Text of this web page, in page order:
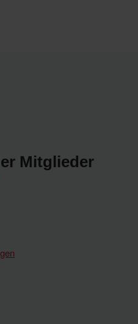
Mitglieder